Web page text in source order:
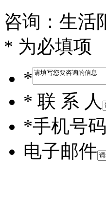
咨询：生活
* 为必填项
*
* 联 系 人
*手机号码
电子邮件